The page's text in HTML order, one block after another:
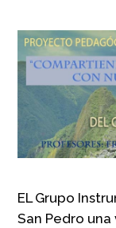
EL Grupo
San Pedro